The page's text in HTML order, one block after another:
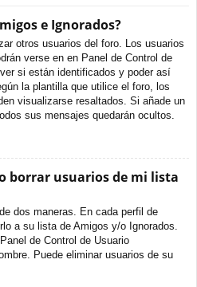
e Ignorados?
otros usuarios del foro. Los usuarios
verse en en Panel de Control de
si están identificados y poder así
la plantilla que utilice el foro, los
visualizarse resaltados. Si añade un
sus mensajes quedarán ocultos.
borrar usuarios de mi lista
dos maneras. En cada perfil de
a su lista de Amigos y/o Ignorados.
de Control de Usuario
Puede eliminar usuarios de su